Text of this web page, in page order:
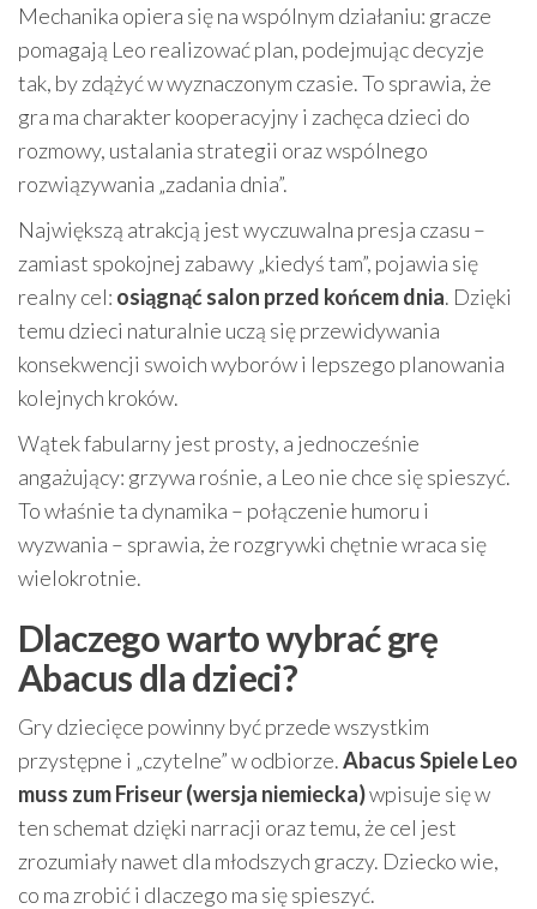
Mechanika opiera się na wspólnym działaniu: gracze
pomagają Leo realizować plan, podejmując decyzje
tak, by zdążyć w wyznaczonym czasie. To sprawia, że
gra ma charakter kooperacyjny i zachęca dzieci do
rozmowy, ustalania strategii oraz wspólnego
rozwiązywania „zadania dnia”.
Największą atrakcją jest wyczuwalna presja czasu –
zamiast spokojnej zabawy „kiedyś tam”, pojawia się
realny cel: osiągnąć salon przed końcem dnia. Dzięki
temu dzieci naturalnie uczą się przewidywania
konsekwencji swoich wyborów i lepszego planowania
kolejnych kroków.
Wątek fabularny jest prosty, a jednocześnie
angażujący: grzywa rośnie, a Leo nie chce się spieszyć.
To właśnie ta dynamika – połączenie humoru i
wyzwania – sprawia, że rozgrywki chętnie wraca się
wielokrotnie.
Dlaczego warto wybrać grę
Abacus dla dzieci?
Gry dziecięce powinny być przede wszystkim
przystępne i „czytelne” w odbiorze.Abacus Spiele Leo
muss zum Friseur (wersja niemiecka)wpisuje się w
ten schemat dzięki narracji oraz temu, że cel jest
zrozumiały nawet dla młodszych graczy. Dziecko wie,
co ma zrobić i dlaczego ma się spieszyć.